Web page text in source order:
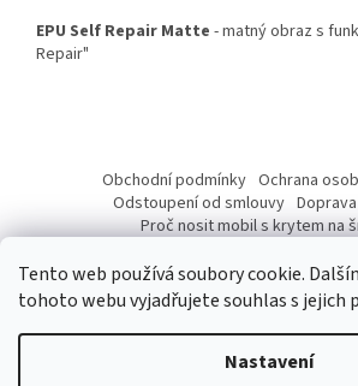
Tento web používá soubory cookie.
tohoto webu vyjadřujete souhlas s jejich
Nastavení
EPU Self Repair Matte - matný obraz s
Repair"
a
Obchodní podmínky Ochrana
Odstoupení od smlouvy Doprava
Proč nosit mobil s krytem na
Vytvořil Shoptet